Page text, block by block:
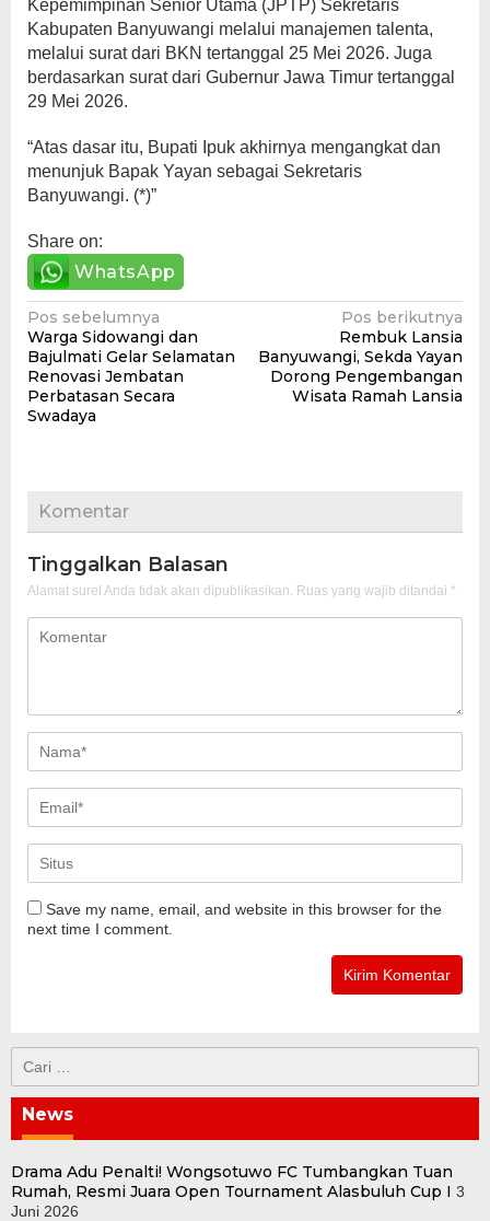
Kepemimpinan Senior Utama (JPTP) Sekretaris
Kabupaten Banyuwangi melalui manajemen talenta,
melalui surat dari BKN tertanggal 25 Mei 2026. Juga
berdasarkan surat dari Gubernur Jawa Timur tertanggal
29 Mei 2026.
“Atas dasar itu, Bupati Ipuk akhirnya mengangkat dan
menunjuk Bapak Yayan sebagai Sekretaris
Banyuwangi. (*)”
Share on:
WhatsApp
Navigasi
pos
Pos sebelumnya
Warga Sidowangi dan
Bajulmati Gelar Selamatan
Renovasi Jembatan
Perbatasan Secara
Swadaya
Pos berikutnya
Rembuk Lansia
Banyuwangi, Sekda Yayan
Dorong Pengembangan
Wisata Ramah Lansia
Komentar
Tinggalkan Balasan
Alamat surel Anda tidak akan dipublikasikan. Ruas yang wajib ditandai *
Save my name, email, and website in this browser for the
next time I comment.
untuk:
News
Drama Adu Penalti! Wongsotuwo FC Tumbangkan Tuan
Rumah, Resmi Juara Open Tournament Alasbuluh Cup I 3
Juni 2026